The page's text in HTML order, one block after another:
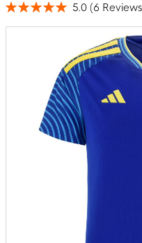
afbeeldingen-
Waardering: 5.0 (6 Reviews